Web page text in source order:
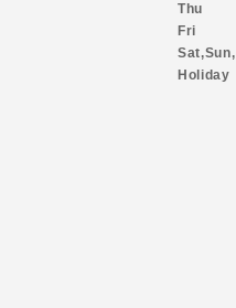
Thu
Fri
Sat,Sun,
Holiday